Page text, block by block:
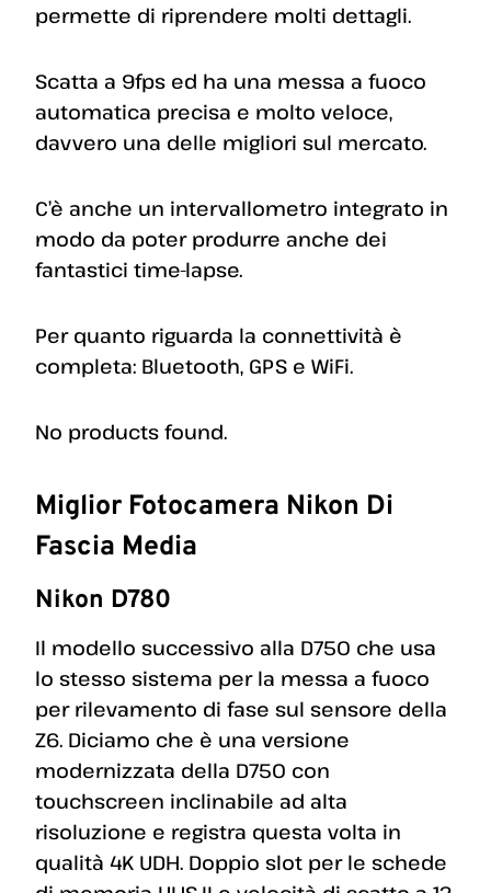
permette di riprendere molti dettagli.
Scatta a 9fps ed ha una messa a fuoco
automatica precisa e molto veloce,
davvero una delle migliori sul mercato.
C’è anche un intervallometro integrato in
modo da poter produrre anche dei
fantastici time-lapse.
Per quanto riguarda la connettività è
completa: Bluetooth, GPS e WiFi.
No products found.
Miglior Fotocamera Nikon Di
Fascia Media
Nikon D780
Il modello successivo alla D750 che usa
lo stesso sistema per la messa a fuoco
per rilevamento di fase sul sensore della
Z6. Diciamo che è una versione
modernizzata della D750 con
touchscreen inclinabile ad alta
risoluzione e registra questa volta in
qualità 4K UDH. Doppio slot per le schede